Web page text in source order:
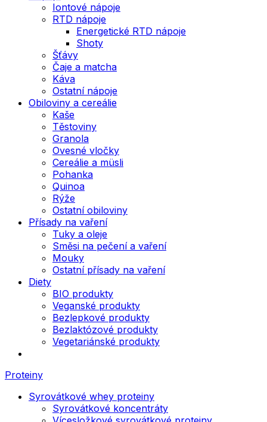
Iontové nápoje
RTD nápoje
Energetické RTD nápoje
Shoty
Šťávy
Čaje a matcha
Káva
Ostatní nápoje
Obiloviny a cereálie
Kaše
Těstoviny
Granola
Ovesné vločky
Cereálie a müsli
Pohanka
Quinoa
Rýže
Ostatní obiloviny
Přísady na vaření
Tuky a oleje
Směsi na pečení a vaření
Mouky
Ostatní přísady na vaření
Diety
BIO produkty
Veganské produkty
Bezlepkové produkty
Bezlaktózové produkty
Vegetariánské produkty
Proteiny
Syrovátkové whey proteiny
Syrovátkové koncentráty